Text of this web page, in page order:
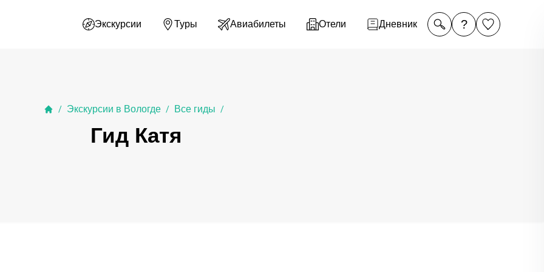
Экскурсии Туры Авиабилеты Отели Дневник ?
/ Экскурсии в Вологде / Все гиды /
Гид Катя